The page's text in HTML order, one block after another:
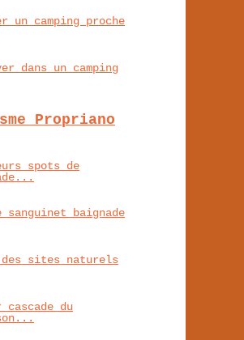
un camping proche
dans un camping
Propriano
spots de
sanguinet baignade
des sites naturels
cascade du